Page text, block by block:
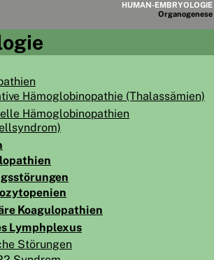
HUMAN-EMBRYOLOGIE
Organogenese
Modul17
LERNZIELE
Hämoglobinopathie (Thalassämien)
Hämoglobinopathien
Koagulopathien
Lymphplexus
Störungen